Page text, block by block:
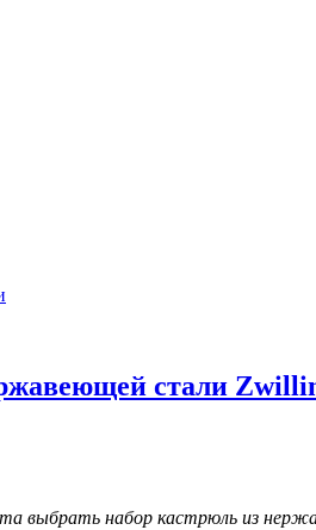
стали
выбрать набор кастрюль из